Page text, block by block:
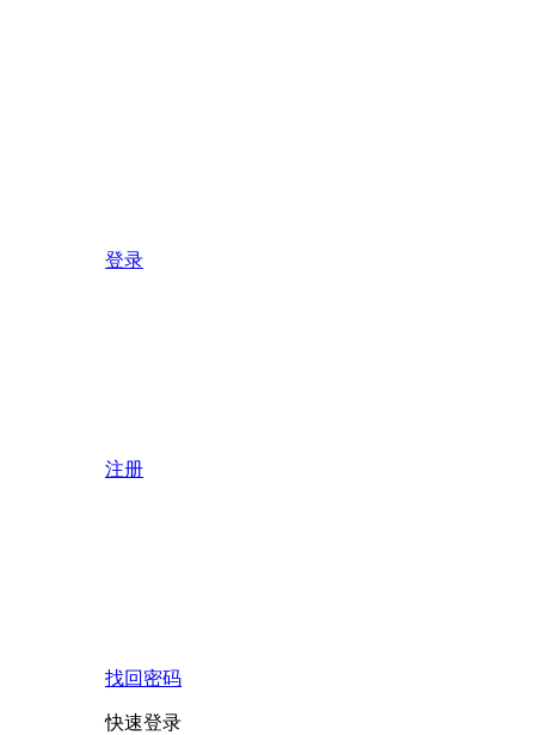
登录
注册
找回密码
快速登录